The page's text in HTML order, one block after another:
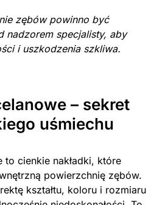
zębów powinno być
nadzorem specjalisty, aby
i uszkodzenia szkliwa.
– sekret
uśmiechu
cienkie nakładki, które
powierzchnię zębów.
kształtu, koloru i rozmiaru